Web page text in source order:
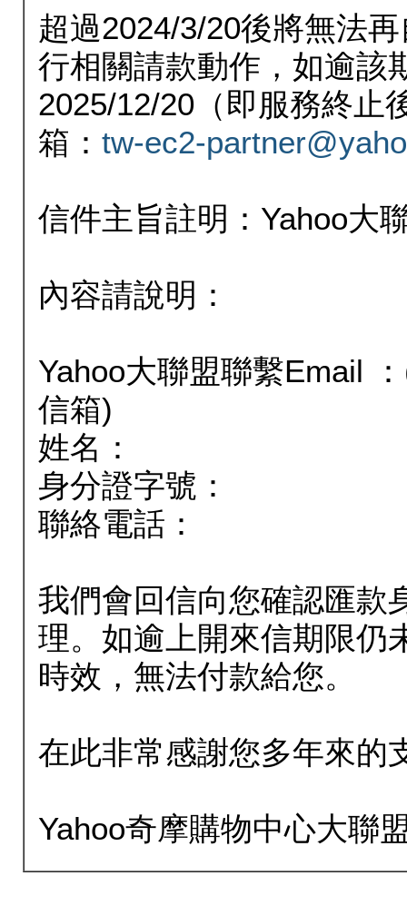
超過2024/3/20後將無法
行相關請款動作，如逾該
2025/12/20（即服務終止
箱： tw-ec2-
信件主旨註明：Yahoo大
內容請說明：
Yahoo大聯盟聯繫Email
信箱)
姓名：
身分證字號：
聯絡電話：
我們會回信向您確認匯款
理。如逾上開來信期限仍
時效，無法付款給您。
在此非常感謝您多年來的
Yahoo奇摩購物中心大